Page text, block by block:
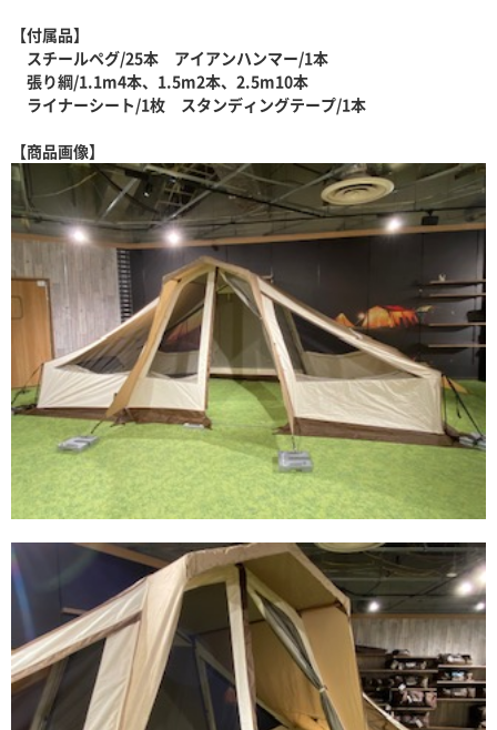
【付属品】
スチールペグ/25本 アイアンハンマー/1本
張り綱/1.1m4本、1.5m2本、2.5m10本
ライナーシート/1枚 スタンディングテープ/1本
【商品画像】